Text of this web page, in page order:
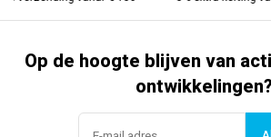
Op de hoogte blijven van
ontwikkelingen?